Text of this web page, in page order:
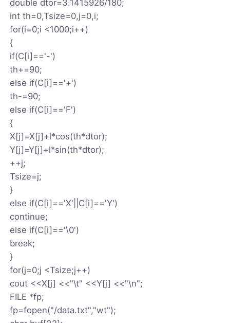
double dtor=3.1415926/180;
int th=0,Tsize=0,j=0,i;
for(i=0;i <1000;i++)
{
if(C[i]=='-')
th+=90;
else if(C[i]=='+')
th-=90;
else if(C[i]=='F')
{
X[j]=X[j]+l*cos(th*dtor);
Y[j]=Y[j]+l*sin(th*dtor);
++j;
Tsize=j;
}
else if(C[i]=='X'||C[i]=='Y')
continue;
else if(C[i]=='\0')
break;
}
for(j=0;j <Tsize;j++)
cout <<X[j] <<"\t" <<Y[j] <<"\n";
FILE *fp;
fp=fopen("/data.txt","wt");